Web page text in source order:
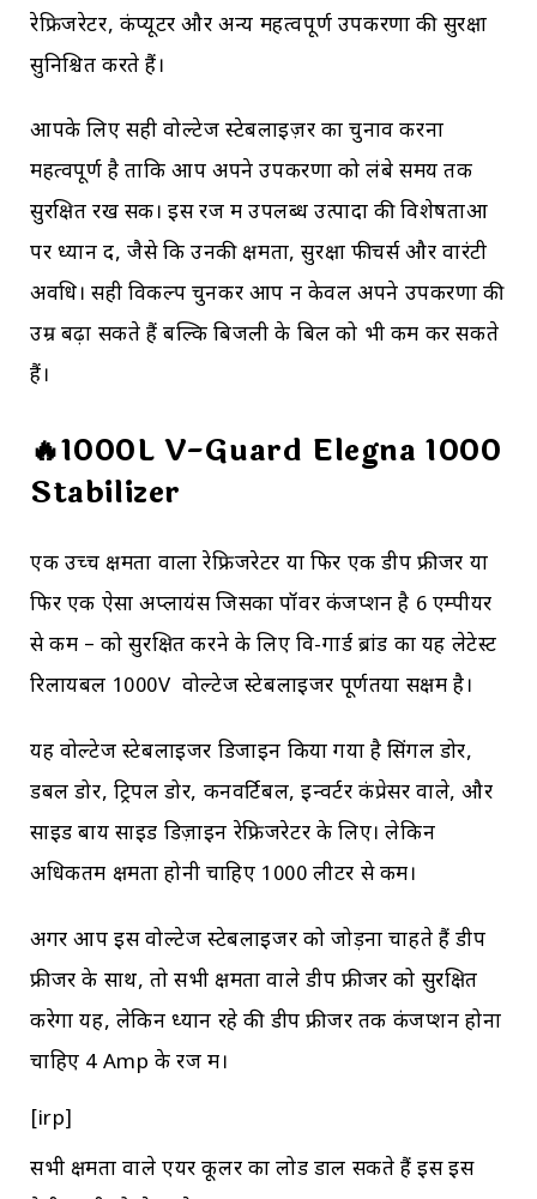
रेफ्रिजरेटर, कंप्यूटर और अन्य महत्वपूर्ण उपकरणों की सुरक्षा
सुनिश्चित करते हैं।
आपके लिए सही वोल्टेज स्टेबलाइज़र का चुनाव करना
महत्वपूर्ण है ताकि आप अपने उपकरणों को लंबे समय तक
सुरक्षित रख सकें। इस रेंज में उपलब्ध उत्पादों की विशेषताओं
पर ध्यान दें, जैसे कि उनकी क्षमता, सुरक्षा फीचर्स और वारंटी
अवधि। सही विकल्प चुनकर आप न केवल अपने उपकरणों की
उम्र बढ़ा सकते हैं बल्कि बिजली के बिल को भी कम कर सकते
हैं।
🔥1000L V-Guard Elegna 1000
Stabilizer
एक उच्च क्षमता वाला रेफ्रिजरेटर या फिर एक डीप फ्रीजर या
फिर एक ऐसा अप्लायंस जिसका पॉवर कंजप्शन है 6 एम्पीयर
से कम – को सुरक्षित करने के लिए वि-गार्ड ब्रांड का यह लेटेस्ट
रिलायबल 1000V वोल्टेज स्टेबलाइजर पूर्णतया सक्षम है।
यह वोल्टेज स्टेबलाइजर डिजाइन किया गया है सिंगल डोर,
डबल डोर, ट्रिपल डोर, कनवर्टिबल, इन्वर्टर कंप्रेसर वाले, और
साइड बाय साइड डिज़ाइन रेफ्रिजरेटर के लिए। लेकिन
अधिकतम क्षमता होनी चाहिए 1000 लीटर से कम।
अगर आप इस वोल्टेज स्टेबलाइजर को जोड़ना चाहते हैं डीप
फ्रीजर के साथ, तो सभी क्षमता वाले डीप फ्रीजर को सुरक्षित
करेगा यह, लेकिन ध्यान रहे की डीप फ्रीजर तक कंजप्शन होना
चाहिए 4 Amp के रेंज में।
[irp]
सभी क्षमता वाले एयर कूलर का लोड डाल सकते हैं इस इस